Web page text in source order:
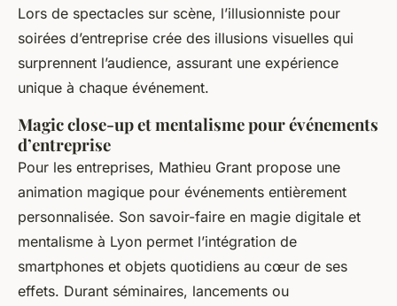
Lors de spectacles sur scène, l’illusionniste pour
soirées d’entreprise crée des illusions visuelles qui
surprennent l’audience, assurant une expérience
unique à chaque événement.
Magic close-up et mentalisme pour événements
d’entreprise
Pour les entreprises, Mathieu Grant propose une
animation magique pour événements entièrement
personnalisée. Son savoir-faire en magie digitale et
mentalisme à Lyon permet l’intégration de
smartphones et objets quotidiens au cœur de ses
effets. Durant séminaires, lancements ou